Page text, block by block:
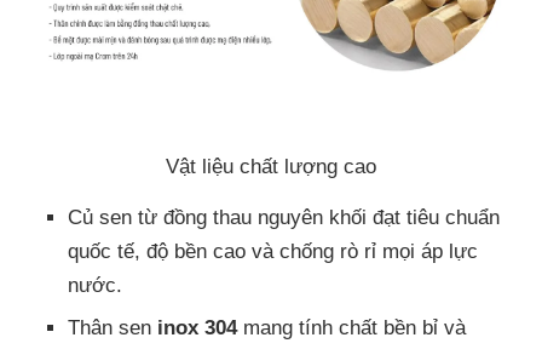
Vật liệu chất lượng cao
Củ sen từ đồng thau nguyên khối đạt tiêu chuẩn
quốc tế, độ bền cao và chống rò rỉ mọi áp lực
nước.
Thân sen inox 304mang tính chất bền bỉ và